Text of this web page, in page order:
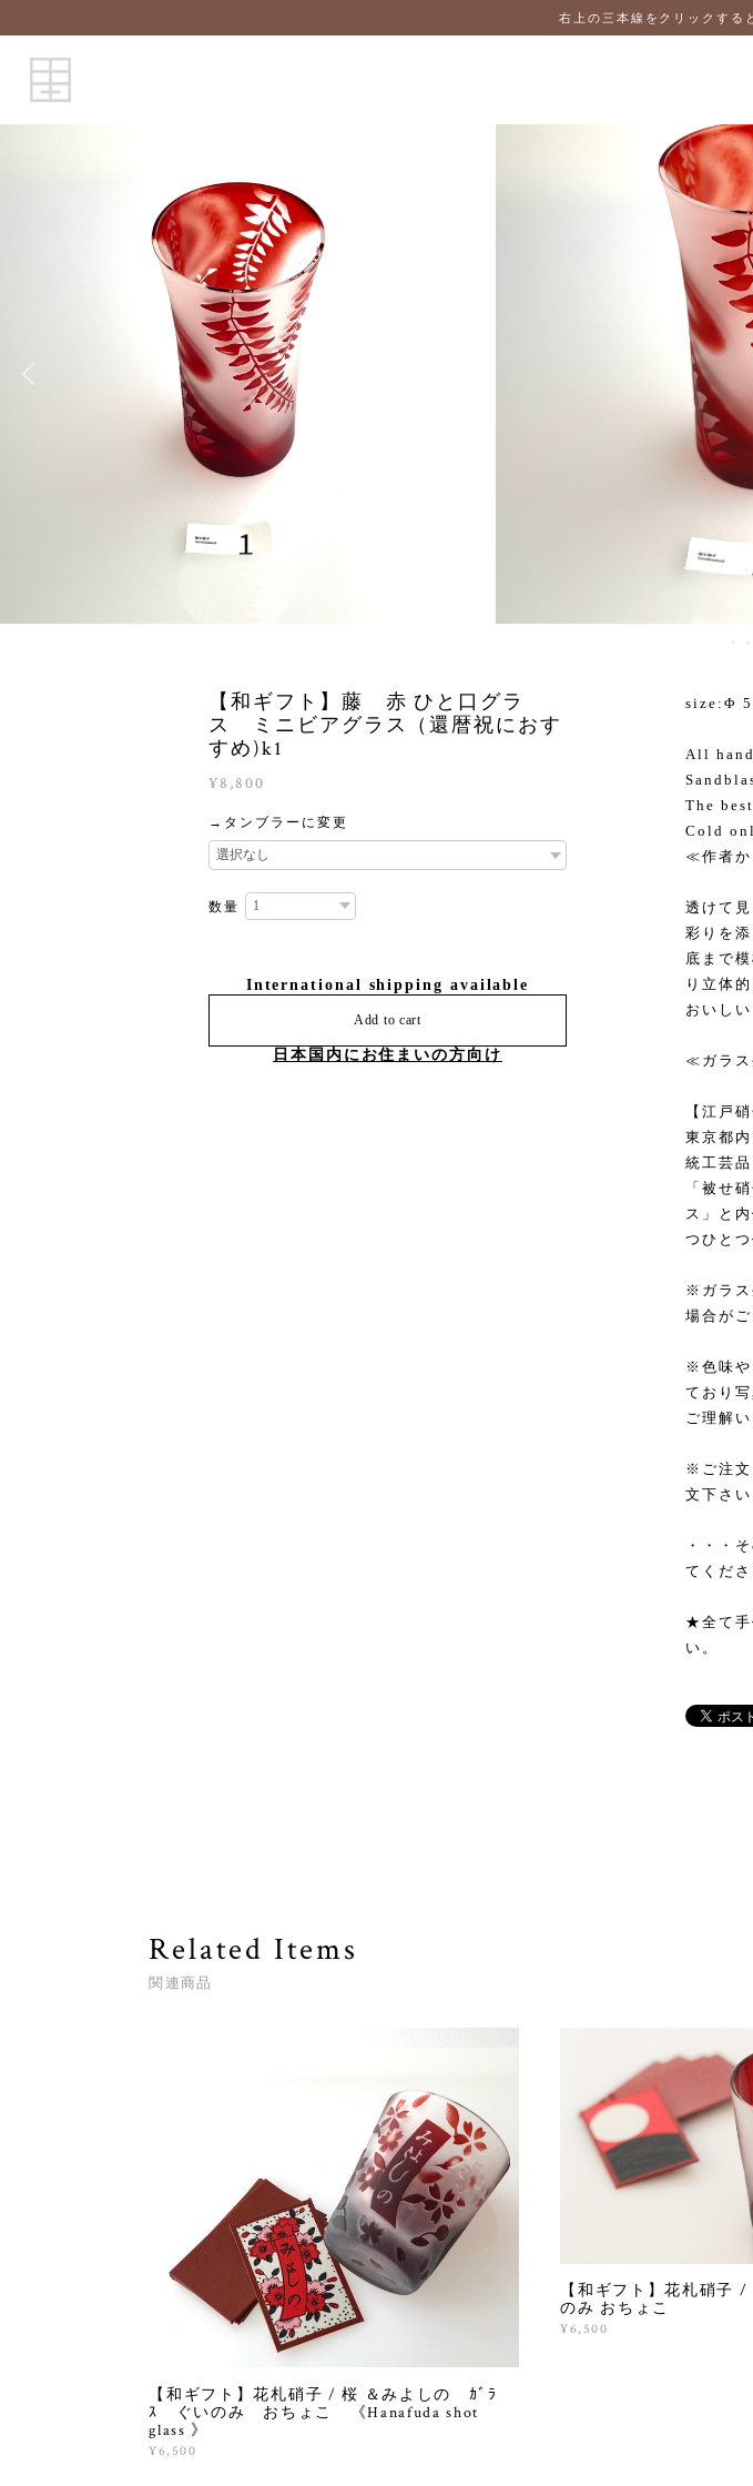
右上の三本線をクリックする
【和ギフト】藤 赤 ひと口グラ
ス ミニビアグラス（還暦祝におす
すめ)k1
¥8,800
→タンブラーに変更
数量
International shipping available
Add to cart
日本国内にお住まいの方向け
size:Φ
All
The
Cold
≪作者
透けて
彩りを添
底まで
り立体
おいし
≪ガラス
【江戸
東京都
統工芸
「被せ
ス」と
つひとつ
※ガラス
場合が
※色味や
ており
ご理解
※ご注文
文下さい
・・・
てくださ
★全て手
い。
Related Items
関連商品
【和ギフト】花札硝子 / 桜 ＆みよしの ｶﾞﾗ
ｽ ぐいのみ おちょこ 《Hanafuda shot
glass 》
¥6,500
【和ギフト】花札硝子
のみ おちょこ
¥6,500